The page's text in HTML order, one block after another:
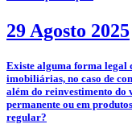
29 Agosto 2025
­Existe alguma forma legal
imobiliárias, no caso de
além do reinvestimento
permanente ou em
regular?